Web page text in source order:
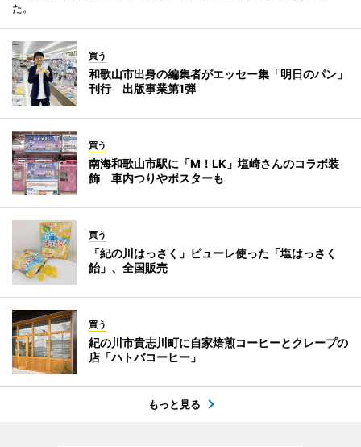
た。
買う
和歌山市出身の編集者がエッセー集「明日のパン」
刊行 出版事業第1弾
買う
南海和歌山市駅に「M！LK」塩崎さんのコラボ装
飾 車内つりやポスターも
買う
「紀の川はっさく」ピューレ使った「塩はっさく
飴」、全国販売
買う
紀の川市貴志川町に自家焙煎コーヒーとクレープの
店「ハトバコーヒー」
もっと見る